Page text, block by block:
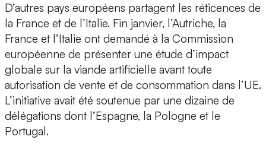
D’autres pays européens partagent les réticences de
la France et de l’Italie. Fin janvier, l’Autriche, la
France et l’Italie ont demandé à la Commission
européenne de présenter une étude d’impact
globale sur la viande artificielle avant toute
autorisation de vente et de consommation dans l’UE.
L’initiative avait été soutenue par une dizaine de
délégations dont l’Espagne, la Pologne et le
Portugal.